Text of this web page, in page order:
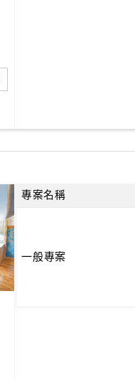
專案名稱
一般專案